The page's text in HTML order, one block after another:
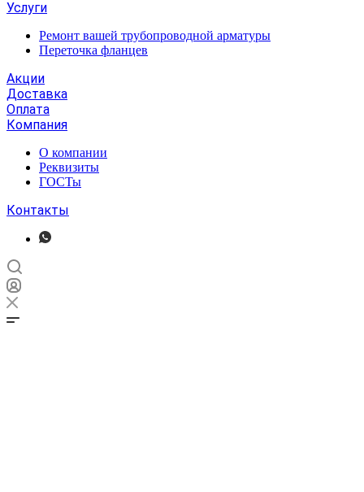
Услуги
Ремонт вашей трубопроводной арматуры
Переточка фланцев
Акции
Доставка
Оплата
Компания
О компании
Реквизиты
ГОСТы
Контакты